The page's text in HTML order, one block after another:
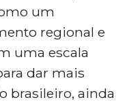
um
regional e
uma escala
dar mais
brasileiro, ainda